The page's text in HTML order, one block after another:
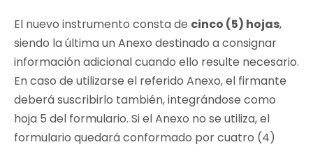
El nuevo instrumento consta de cinco (5) hojas,
siendo la última un Anexo destinado a consignar
información adicional cuando ello resulte necesario.
En caso de utilizarse el referido Anexo, el firmante
deberá suscribirlo también, integrándose como
hoja 5 del formulario. Si el Anexo no se utiliza, el
formulario quedará conformado por cuatro (4)